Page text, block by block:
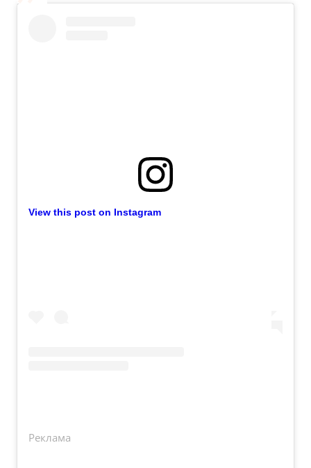
View this post on Instagram
Реклама